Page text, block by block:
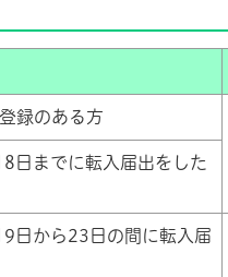
録のある方
日までに転入届出をした
日から23日の間に転入届